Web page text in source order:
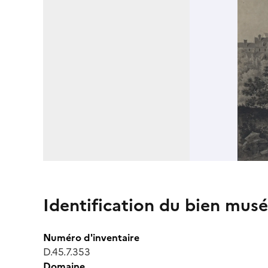
Identification du bien
Numéro d'inventaire
D.45.7.353